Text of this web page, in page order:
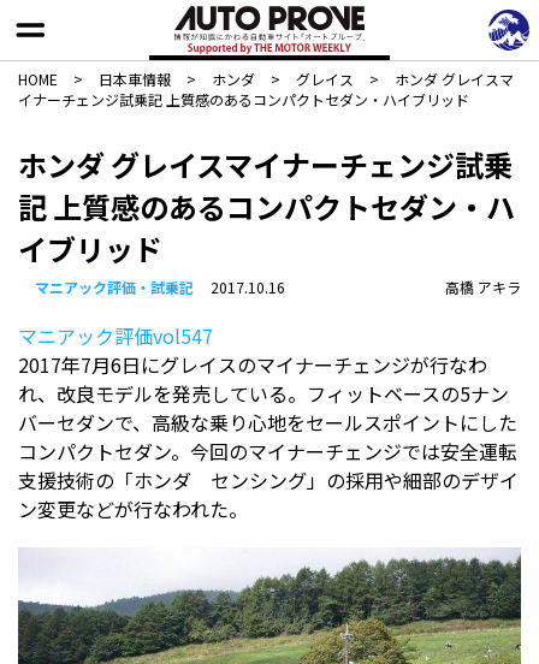
HOME > 日本車情報​ > ホンダ > グレイス >
ホンダ グレイスマ
イナーチェンジ試乗記 上質感のあるコンパクトセダン・ハイブリッド
ホンダ グレイスマイナーチェンジ試乗
記 上質感のあるコンパクトセダン・ハ
イブリッド
マニアック評価・試乗記 2017.10.16 高橋 アキラ
マニアック評価vol547
2017年7月6日にグレイスのマイナーチェンジが行なわ
れ、改良モデルを発売している。フィットベースの5ナン
バーセダンで、高級な乗り心地をセールスポイントにした
コンパクトセダン。今回のマイナーチェンジでは安全運転
支援技術の「ホンダ センシング」の採用や細部のデザイ
ン変更などが行なわれた。